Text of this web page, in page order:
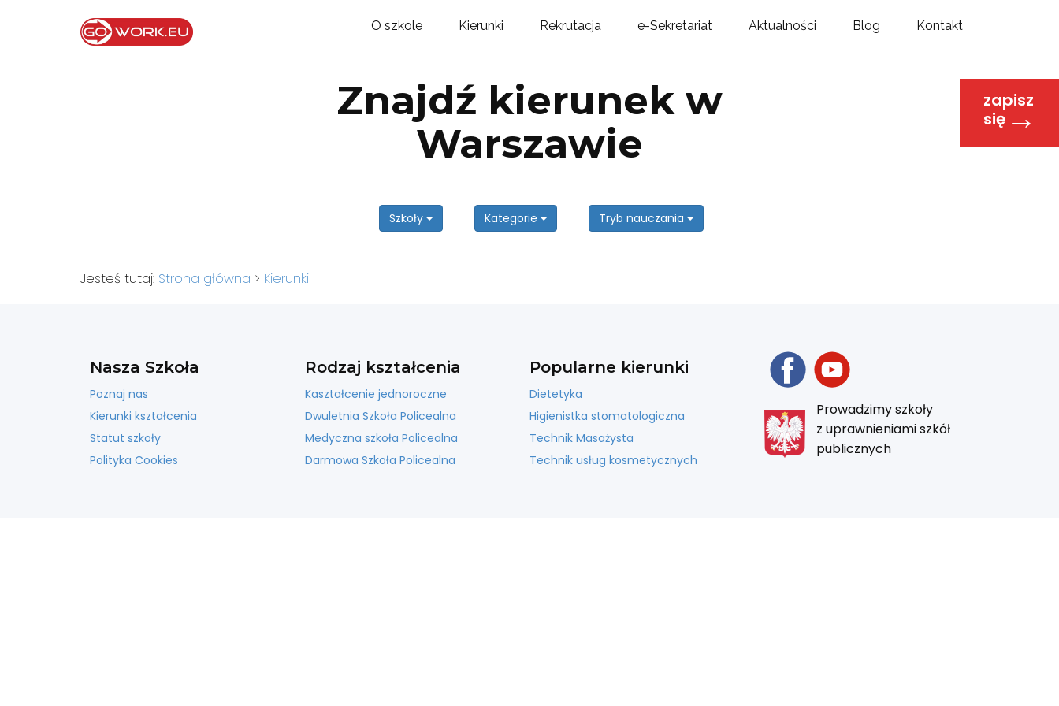
O szkole Kierunki Rekrutacja e-Sekretariat Aktualności Blog Kontakt
zapisz
się→
Znajdź kierunek w
Warszawie
Szkoły Kategorie Tryb nauczania
Jesteś tutaj: Strona główna > Kierunki
Nasza Szkoła
Poznaj nas
Kierunki kształcenia
Statut szkoły
Polityka Cookies
Rodzaj kształcenia
Kaształcenie jednoroczne
Dwuletnia Szkoła Policealna
Medyczna szkoła Policealna
Darmowa Szkoła Policealna
Popularne kierunki
Dietetyka
Higienistka stomatologiczna
Technik Masażysta
Technik usług kosmetycznych
Prowadzimy szkoły
z uprawnieniami szkół
publicznych